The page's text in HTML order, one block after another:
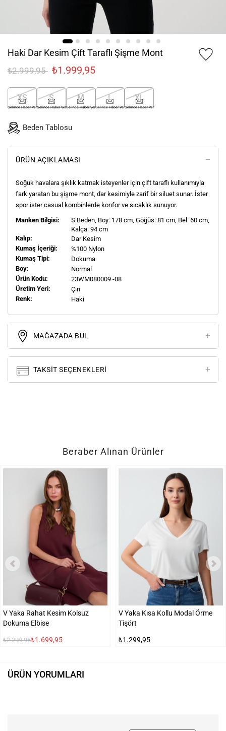
Haki Dar Kesim Çift Taraflı Şişme Mont
₺2.999,95 ₺1.999,95
XS
Gelince Haber Ver
S
Gelince Haber Ver
M
Gelince Haber Ver
L
Gelince Haber Ver
XL
Gelince Haber Ver
Beden Tablosu
ÜRÜN AÇIKLAMASI
Soğuk havalara şıklık katmak isteyenler için çift taraflı kullanımıyla
fark yaratan bu şişme mont, dar kesimiyle zarif bir siluet sunar. İster
spor ister casual kombinlerde konfor ve sıcaklık sunuyor.
Manken Bilgisi:
S Beden, Boy: 178 cm, Göğüs: 81 cm, Bel: 60 cm,
Kalça: 94 cm
Kalıp:
Dar Kesim
Kumaş İçeriği:
%100 Nylon
Kumaş Tipi:
Dokuma
Boy:
Normal
Ürün Kodu:
23WM080009 -08
Üretim Yeri:
Çin
Renk:
Haki
MAĞAZADA BUL
TAKSIT SEÇENEKLERI
Beraber Alınan Ürünler
V Yaka Rahat Kesim Kolsuz
Dokuma Elbise
₺2.299,95₺1.699,95
V Yaka Kısa Kollu Modal Örme
Tişört
₺1.299,95
ÜRÜN YORUMLARI